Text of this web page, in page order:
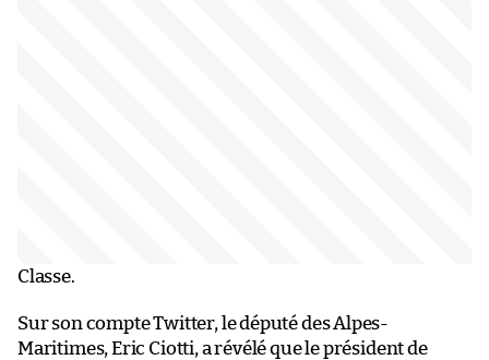
Classe.
Sur son compte Twitter, le député des Alpes-
Maritimes, Eric Ciotti, a révélé que le président de